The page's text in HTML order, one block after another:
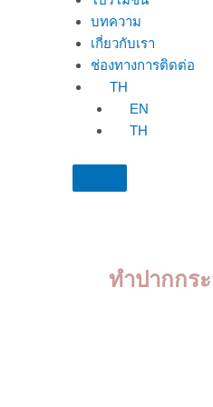
บทความ
เกี่ยวกับเรา
ช่องทางการติดต่อ
TH
EN
TH
ทําปากกร